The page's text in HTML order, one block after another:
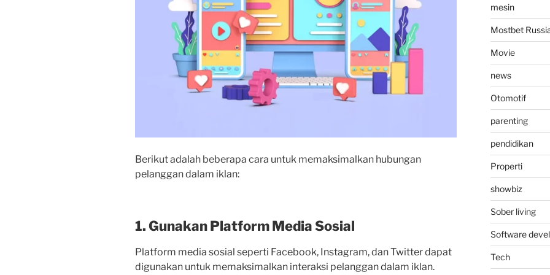
Berikut adalah beberapa cara untuk memaksimalkan hubungan
pelanggan dalam iklan:
1. Gunakan Platform Media Sosial
Platform media sosial seperti Facebook, Instagram, dan Twitter dapat
digunakan untuk memaksimalkan interaksi pelanggan dalam iklan.
mesin
Mostbet
Movie
news
Otomotif
parenting
pendidikan
Properti
showbiz
Sober living
Software
Tech